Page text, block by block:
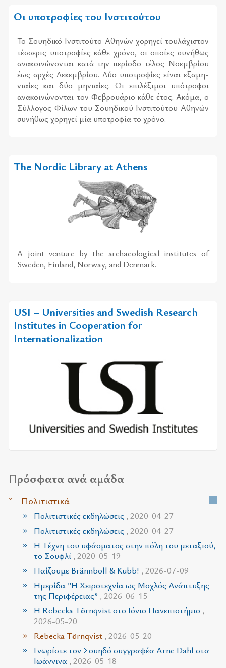
Οι υποτροφίες του Ινστιτούτου
Το Σου­η­δι­κό Ινστι­τού­το Αθη­νών χο­ρη­γεί του­λά­χι­στον
τέσ­σε­ρις υπο­τρο­φί­ες κάθε χρό­νο, οι οποί­ες συ­νή­θως
ανα­κοι­νώ­νο­νται κατά την πε­ρί­ο­δο τέ­λος Νοεμ­βρί­ου
έως αρ­χές Δεκεμ­βρί­ου. Δύο υπο­τρο­φί­ες εί­ναι εξα­μη­
νιαί­ες και δύο μη­νιαί­ες. Οι επι­λέ­ξι­μοι υπό­τρο­φοι
ανα­κοι­νώ­νο­νται τον Φεβρουά­ριο κάθε έτος. Ακόμα, ο
Σύλ­λο­γος Φίλων του Σου­η­δι­κού Ινστι­τού­του Αθη­νών
συ­νή­θως χο­ρη­γεί μία υπο­τρο­φία το χρό­νο.
The Nordic Library at Athens
A joint venture by the archaeological institutes of
Sweden, Finland, Norway, and Denmark.
USI – Universities and Swedish Research
Institutes in Cooperation for
Internationalization
Πρόσφατα ανά αμάδα
Πολιτιστικά
Πολιτιστικές εκδηλώσεις , 2020-04-27
Πολιτιστικές εκδηλώσεις , 2020-04-27
Η Τέχνη του υφάσματος στην πόλη του μεταξιού,
το Σουφλί , 2020-05-19
Παίζουμε Brännboll & Kubb! , 2026-07-09
Ημερίδα ”Η Χειροτεχνία ως Μοχλός Ανάπτυξης
της Περιφέρειας” , 2026-06-15
H Rebecka Törnqvist στο Ιόνιο Πανεπιστήμιο ,
2026-05-20
Rebecka Törnqvist , 2026-05-20
Γνωρίστε τον Σουηδό συγγραφέα Arne Dahl στα
Ιωάννινα , 2026-05-18